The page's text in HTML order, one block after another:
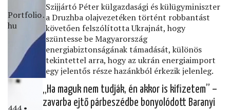
Portfolio․
hu
Szijjártó Péter külgazdasági és külügyminiszter
a Druzhba olajvezetéken történt robbantást
követően felszólította Ukrajnát, hogy
szüntesse be Magyarország
energiabiztonságának támadását, különös
tekintettel arra, hogy az ukrán energiaimport
egy jelentős része hazánkból érkezik jelenleg.
444 •
„Ha maguk nem tudják, én akkor is kiﬁzetem” –
zavarba ejtő párbeszédbe bonyolódott Baranyi